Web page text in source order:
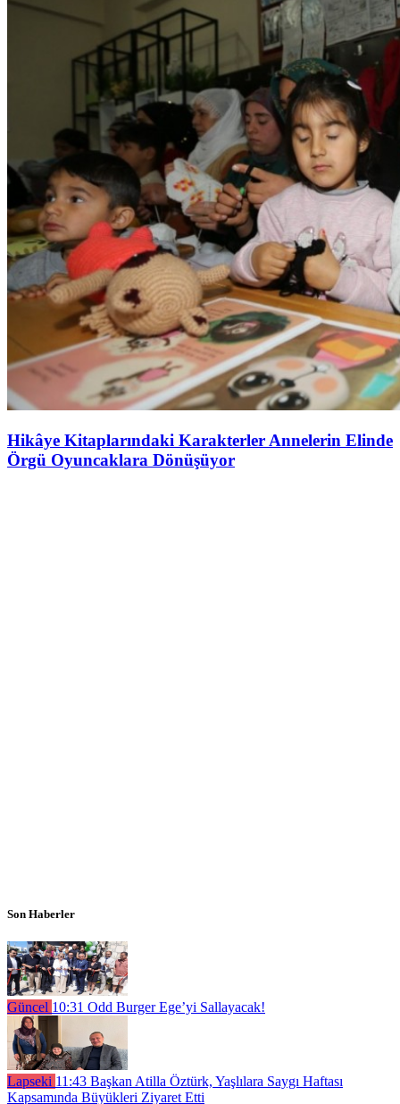
Hikâye Kitaplarındaki Karakterler Annelerin Elinde
Örgü Oyuncaklara Dönüşüyor
Son Haberler
Güncel 10:31 Odd Burger Ege’yi Sallayacak!
Lapseki 11:43 Başkan Atilla Öztürk, Yaşlılara Saygı Haftası
Kapsamında Büyükleri Ziyaret Etti